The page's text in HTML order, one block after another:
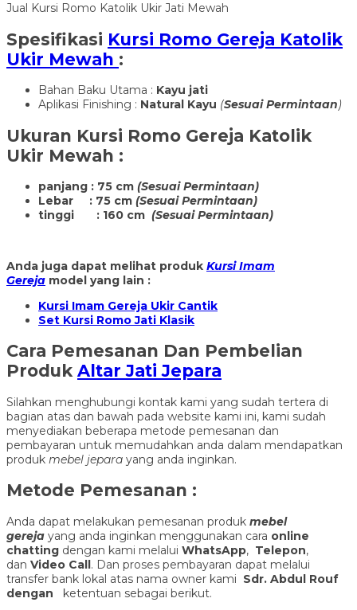
Jual Kursi Romo Katolik Ukir Jati Mewah
Spesifikasi Kursi Romo Gereja Katolik
Ukir Mewah :
Bahan Baku Utama : Kayu jati
Aplikasi Finishing : Natural Kayu (Sesuai Permintaan)
Ukuran Kursi Romo Gereja Katolik
Ukir Mewah :
panjang : 75 cm (Sesuai Permintaan)
Lebar : 75 cm (Sesuai Permintaan)
tinggi : 160 cm (Sesuai Permintaan)
Anda juga dapat melihat produk Kursi Imam
Gereja model yang lain :
Kursi Imam Gereja Ukir Cantik
Set Kursi Romo Jati Klasik
Cara Pemesanan Dan Pembelian
Produk Altar Jati Jepara
Silahkan menghubungi kontak kami yang sudah tertera di
bagian atas dan bawah pada website kami ini, kami sudah
menyediakan beberapa metode pemesanan dan
pembayaran untuk memudahkan anda dalam mendapatkan
produk mebel jepara yang anda inginkan.
Metode Pemesanan :
Anda dapat melakukan pemesanan produk mebel
gereja yang anda inginkan menggunakan cara online
chatting dengan kami melalui WhatsApp, Telepon,
dan Video Call. Dan proses pembayaran dapat melalui
transfer bank lokal atas nama owner kami Sdr. Abdul Rouf
dengan ketentuan sebagai berikut.